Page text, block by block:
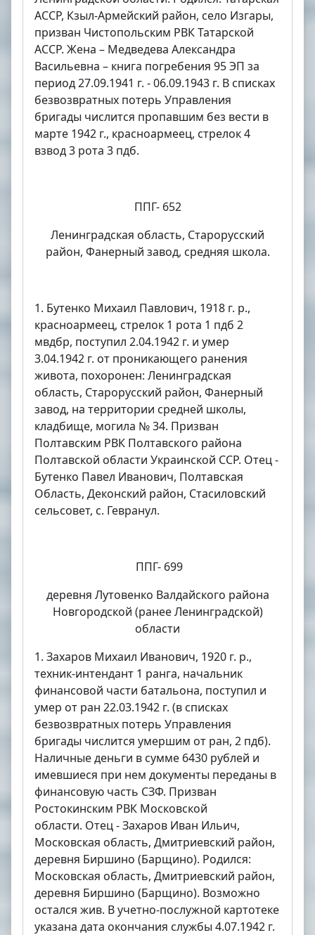
АССР, Кзыл-Армейский район, село Изгары,
призван Чистопольским РВК Татарской
АССР. Жена – Медведева Александра
Васильевна – книга погребения 95 ЭП за
период 27.09.1941 г. - 06.09.1943 г. В списках
безвозвратных потерь Управления
бригады числится пропавшим без вести в
марте 1942 г., красноармеец, стрелок 4
взвод 3 рота 3 пдб.
ППГ- 652
Ленинградская область, Старорусский
район, Фанерный завод, средняя школа.
1. Бутенко Михаил Павлович, 1918 г. р.,
красноармеец, стрелок 1 рота 1 пдб 2
мвдбр, поступил 2.04.1942 г. и умер
3.04.1942 г. от проникающего ранения
живота, похоронен: Ленинградская
область, Старорусский район, Фанерный
завод, на территории средней школы,
кладбище, могила № 34. Призван
Полтавским РВК Полтавского района
Полтавской области Украинской ССР. Отец -
Бутенко Павел Иванович, Полтавская
Область, Деконский район, Стасиловский
сельсовет, с. Гевранул.
ППГ- 699
деревня Лутовенко Валдайского района
Новгородской (ранее Ленинградской)
области
1. Захаров Михаил Иванович, 1920 г. р.,
техник-интендант 1 ранга, начальник
финансовой части батальона, поступил и
умер от ран 22.03.1942 г. (в списках
безвозвратных потерь Управления
бригады числится умершим от ран, 2 пдб).
Наличные деньги в сумме 6430 рублей и
имевшиеся при нем документы переданы в
финансовую часть СЗФ. Призван
Ростокинским РВК Московской
области. Отец - Захаров Иван Ильич,
Московская область, Дмитриевский район,
деревня Биршино (Барщино). Родился:
Московская область, Дмитриевский район,
деревня Биршино (Барщино). Возможно
остался жив. В учетно-послужной картотеке
указана дата окончания службы 4.07.1942 г.